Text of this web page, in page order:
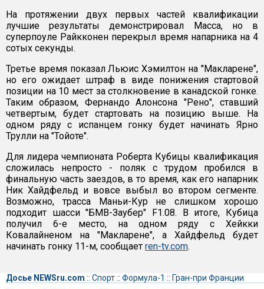
На протяжении двух первых частей квалификации
лучшие результаты демонстрировал Масса, но в
суперпоуле Райкконен перекрыл время напарника на 4
сотых секунды.
Третье время показал Льюис Хэмилтон на "Макларене",
но его ожидает штраф в виде понижения стартовой
позиции на 10 мест за столкновение в канадской гонке.
Таким образом, Фернандо Алонсона "Рено", ставший
четвертым, будет стартовать на позицию выше. На
одном ряду с испанцем гонку будет начинать Ярно
Трулли на "Тойоте".
Для лидера чемпионата Роберта Кубицы квалификация
сложилась непросто - поляк с трудом пробился в
финальную часть заездов, в то время, как его напарник
Ник Хайдфельд и вовсе выбыл во втором сегменте.
Возможно, трасса Маньи-Кур не слишком хорошо
подходит шасси "БМВ-Заубер" F1.08. В итоге, Кубица
получил 6-е место, на одном ряду с Хейкки
Ковалайненом на "Макларене", а Хайдфельд будет
начинать гонку 11-м, сообщает ren-tv.com.
Досье NEWSru.com :: Спорт:: Формула-1 :: Гран-при Франции